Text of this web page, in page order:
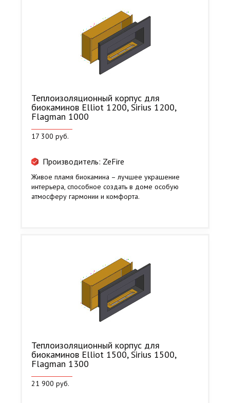
Теплоизоляционный корпус для
биокаминов Elliot 1200, Sirius 1200,
Flagman 1000
17 300 руб.
Производитель: ZeFire
Живое пламя биокамина – лучшее украшение
интерьера, способное создать в доме особую
атмосферу гармонии и комфорта.
Теплоизоляционный корпус для
биокаминов Elliot 1500, Sirius 1500,
Flagman 1300
21 900 руб.